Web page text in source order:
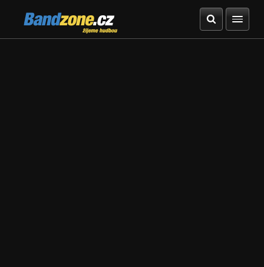
Bandzone.cz
žijeme hudbou